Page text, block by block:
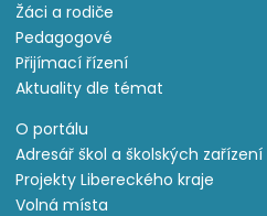
Žáci a rodiče
Pedagogové
Přijímací řízení
Aktuality dle témat
O portálu
Adresář škol a školských zařízení
Projekty Libereckého kraje
Volná místa